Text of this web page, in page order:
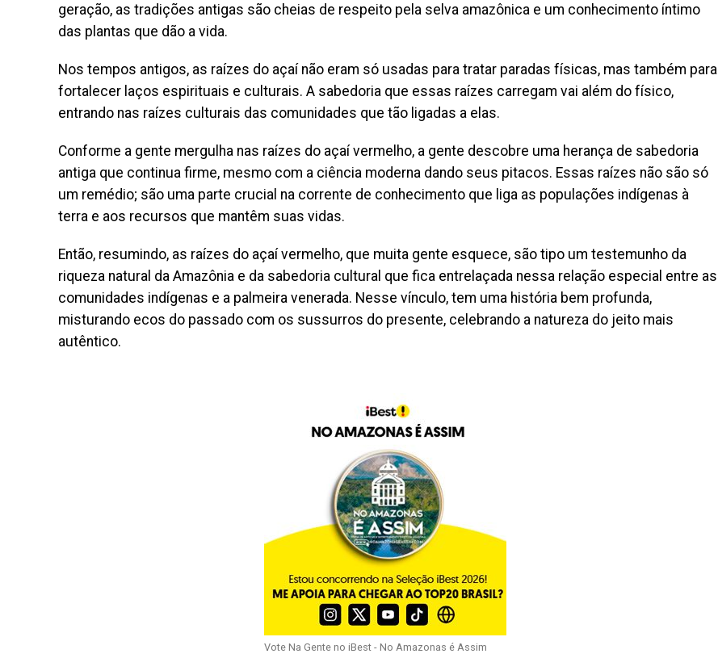
geração, as tradições antigas são cheias de respeito pela selva amazônica e um conhecimento íntimo
das plantas que dão a vida.
Nos tempos antigos, as raízes do açaí não eram só usadas para tratar paradas físicas, mas também para
fortalecer laços espirituais e culturais. A sabedoria que essas raízes carregam vai além do físico,
entrando nas raízes culturais das comunidades que tão ligadas a elas.
Conforme a gente mergulha nas raízes do açaí vermelho, a gente descobre uma herança de sabedoria
antiga que continua firme, mesmo com a ciência moderna dando seus pitacos. Essas raízes não são só
um remédio; são uma parte crucial na corrente de conhecimento que liga as populações indígenas à
terra e aos recursos que mantêm suas vidas.
Então, resumindo, as raízes do açaí vermelho, que muita gente esquece, são tipo um testemunho da
riqueza natural da Amazônia e da sabedoria cultural que fica entrelaçada nessa relação especial entre as
comunidades indígenas e a palmeira venerada. Nesse vínculo, tem uma história bem profunda,
misturando ecos do passado com os sussurros do presente, celebrando a natureza do jeito mais
autêntico.
Vote Na Gente no iBest - No Amazonas é Assim